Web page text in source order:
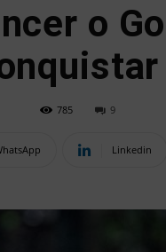
o
785 9
Linkedin